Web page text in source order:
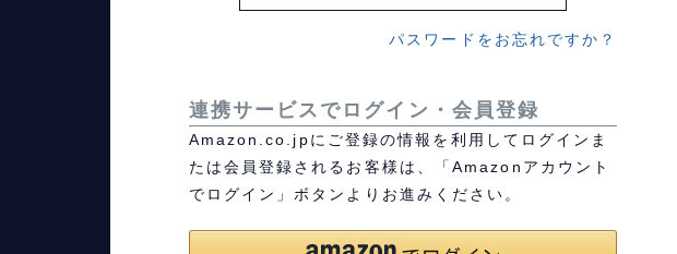
パスワードをお忘れですか？
連携サービスでログイン・会員登録
Amazon.co.jpにご登録の情報を利用してログインま
たは会員登録されるお客様は、「Amazonアカウント
でログイン」ボタンよりお進みください。